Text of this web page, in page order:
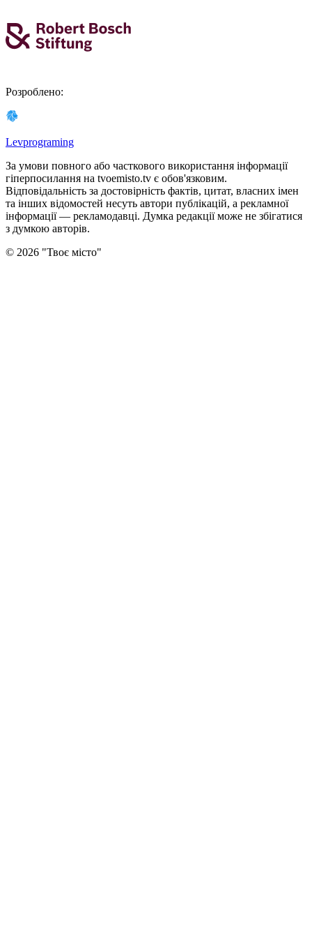
Розроблено:
Levprograming
За умови повного або часткового використання iнформацiї
гіперпосилання на tvoemisto.tv є обов'язковим.
Відповідальність за достовірність фактів, цитат, власних імен
та інших відомостей несуть автори публікацій, а рекламної
інформації — рекламодавці. Думка редакцiї може не збiгатися
з думкою авторiв.
© 2026 "Твоє місто"